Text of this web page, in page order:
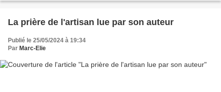
La prière de l'artisan lue par son auteur
Publié le 25/05/2024 à 19:34
Par Marc-Elie